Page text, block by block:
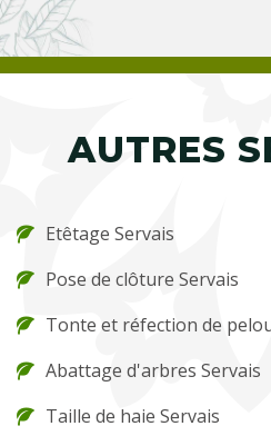
AUTRES
Etêtage Servais
Pose de clôture Servais
Tonte et réfection de
Abattage d'arbres Servais
Taille de haie Servais